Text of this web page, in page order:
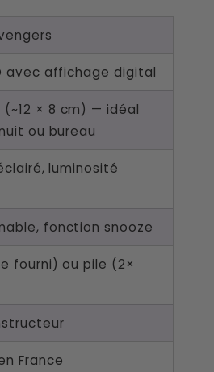
avec affichage digital
× 8 cm) — idéal
ou bureau
luminosité
fonction snooze
fourni) ou pile (2×
France